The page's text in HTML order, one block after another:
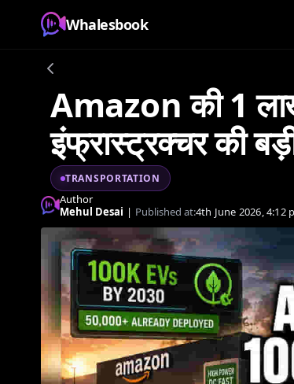
Whalesbook
Amazon की 1
इंफ्रास्ट्रक्चर की
TRANSPORTATION
Author
Mehul Desai | Published at:4th June 2026, 4:12